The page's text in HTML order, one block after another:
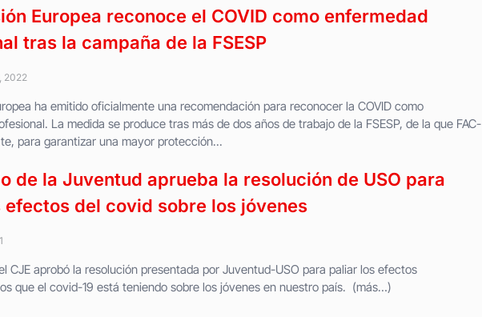
Europea reconoce el COVID como enfermedad
tras la campaña de la FSESP
2022
ha emitido oficialmente una recomendación para reconocer la COVID como
La medida se produce tras más de dos años de trabajo de la FSESP, de la que FAC-
para garantizar una mayor protección...
de la Juventud aprueba la resolución de USO para
efectos del covid sobre los jóvenes
CJE aprobó la resolución presentada por Juventud-USO para paliar los efectos
que el covid-19 está teniendo sobre los jóvenes en nuestro país. (más…)